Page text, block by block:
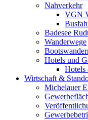
Nahverkehr
VGN
Badesee
Wanderwege
Hotels und
Hotels
Wirtschaft &
Michelauer